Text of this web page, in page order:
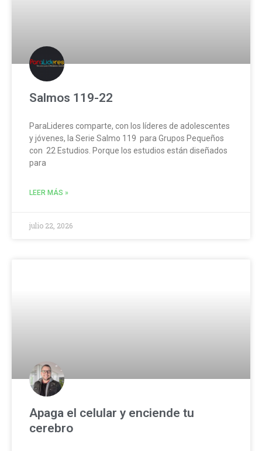
Salmos 119-22
ParaLideres comparte, con los líderes de adolescentes
y jóvenes, la Serie Salmo 119 para Grupos Pequeños
con 22 Estudios. Porque los estudios están diseñados
para
LEER MÁS »
julio 22, 2026
Apaga el celular y enciende tu
cerebro